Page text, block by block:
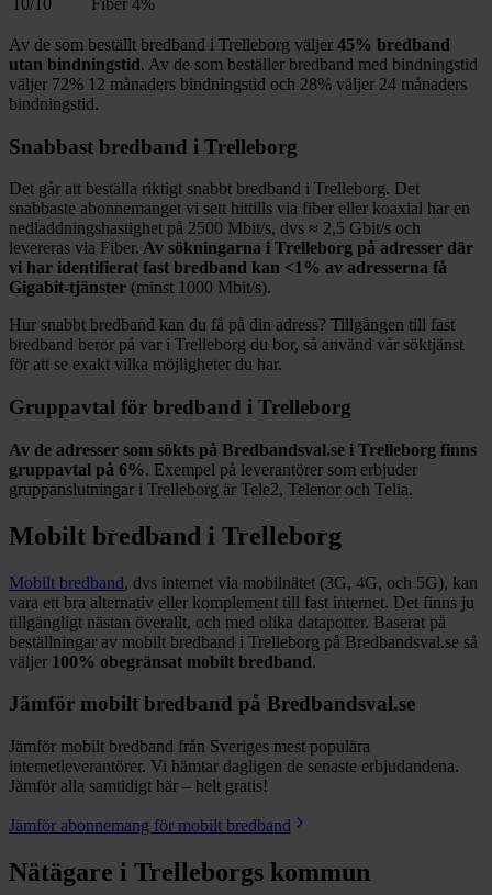
Av de som beställt bredband i Trelleborg väljer 45% bredband
utan bindningstid. Av de som beställer bredband med bindningstid
väljer 72% 12 månaders bindningstid och 28% väljer 24 månaders
bindningstid.
Snabbast bredband i Trelleborg
Det går att beställa riktigt snabbt bredband i Trelleborg. Det
snabbaste abonnemanget vi sett hittills via fiber eller koaxial har en
nedladdningshastighet på 2500 Mbit/s, dvs ≈ 2,5 Gbit/s och
levereras via Fiber. Av sökningarna i Trelleborg på adresser där
vi har identifierat fast bredband kan <1% av adresserna få
Gigabit-tjänster (minst 1000 Mbit/s).
Hur snabbt bredband kan du få på din adress? Tillgången till fast
bredband beror på var i Trelleborg du bor, så använd vår söktjänst
för att se exakt vilka möjligheter du har.
Gruppavtal för bredband i Trelleborg
Av de adresser som sökts på Bredbandsval.se i Trelleborg finns
gruppavtal på 6%. Exempel på leverantörer som erbjuder
gruppanslutningar i Trelleborg är Tele2, Telenor och Telia.
Mobilt bredband i Trelleborg
Mobilt bredband, dvs internet via mobilnätet (3G, 4G, och 5G), kan
vara ett bra alternativ eller komplement till fast internet. Det finns ju
tillgängligt nästan överallt, och med olika datapotter. Baserat på
beställningar av mobilt bredband i Trelleborg på Bredbandsval.se så
väljer 100% obegränsat mobilt bredband.
Jämför mobilt bredband på Bredbandsval.se
Jämför mobilt bredband från Sveriges mest populära
internetleverantörer. Vi hämtar dagligen de senaste erbjudandena.
Jämför alla samtidigt här – helt gratis!
Jämför abonnemang för mobilt bredband
Nätägare i Trelleborgs kommun